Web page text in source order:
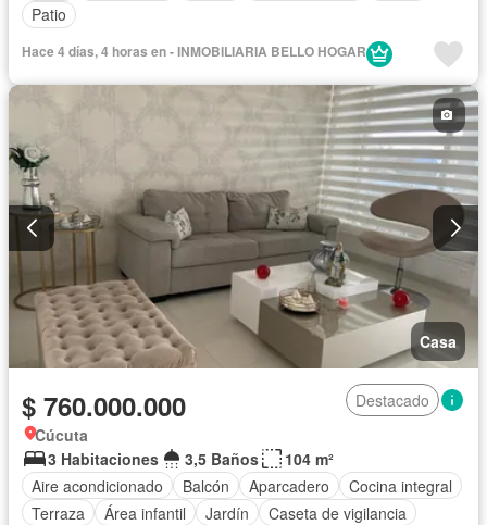
Patio
Hace 4 días, 4 horas en - INMOBILIARIA BELLO HOGAR
Casa
$ 760.000.000
Destacado
Cúcuta
3 Habitaciones
3,5 Baños
104 m²
Aire acondicionado
Balcón Aparcadero
Cocina integral
Terraza
Área infantil Jardín
Caseta de vigilancia